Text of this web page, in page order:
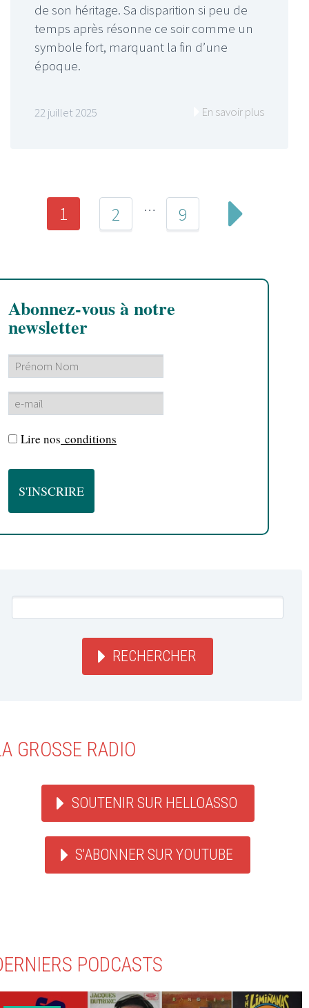
de son héritage. Sa disparition si peu de
temps après résonne ce soir comme un
symbole fort, marquant la fin d’une
époque.
22 juillet 2025 En savoir plus
1 2 … 9
Abonnez-vous à notre
newsletter
Lire nos conditions
RECHERCHER
GROSSE RADIO
SOUTENIR SUR HELLOASSO
S'ABONNER SUR YOUTUBE
PODCASTS